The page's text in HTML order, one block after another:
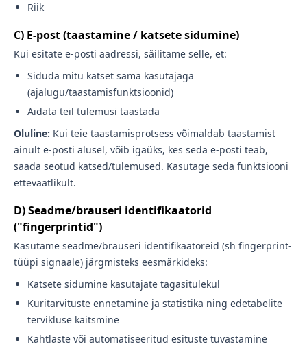
Riik
C) E-post (taastamine / katsete sidumine)
Kui esitate e-posti aadressi, säilitame selle, et:
Siduda mitu katset sama kasutajaga
(ajalugu/taastamisfunktsioonid)
Aidata teil tulemusi taastada
Oluline: Kui teie taastamisprotsess võimaldab taastamist
ainult e-posti alusel, võib igaüks, kes seda e-posti teab,
saada seotud katsed/tulemused. Kasutage seda funktsiooni
ettevaatlikult.
D) Seadme/brauseri identifikaatorid
("fingerprintid")
Kasutame seadme/brauseri identifikaatoreid (sh fingerprint-
tüüpi signaale) järgmisteks eesmärkideks:
Katsete sidumine kasutajate tagasitulekul
Kuritarvituste ennetamine ja statistika ning edetabelite
tervikluse kaitsmine
Kahtlaste või automatiseeritud esituste tuvastamine